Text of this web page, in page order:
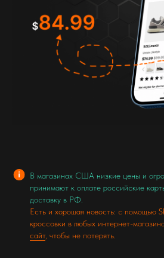
В магазинах США низкие цены и
принимают к оплате российские
доставку в РФ.
Есть и хорошая новость: с помощью
кроссовки в любых интернет-
сайт, чтобы не потерять.